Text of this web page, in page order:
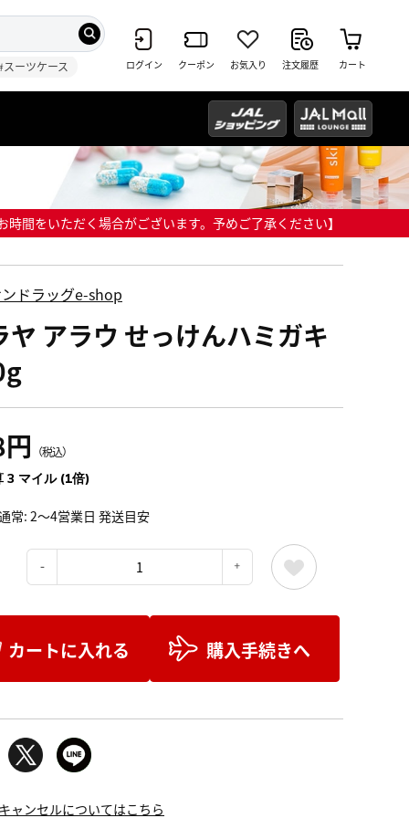
スーツケース ログイン クーポン お気入り 注文履歴 カート
間をいただく場合がございます。予めご了承ください】
ドラッグe-shop
ヤ アラウ せっけんハミガキ
（税込）
3 マイル (1倍)
常: 2～4営業日 発送目安
カートに入れる 購入手続きへ
ャンセルについてはこちら